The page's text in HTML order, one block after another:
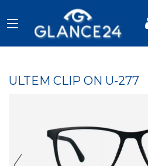
ULTEM CLIP ON U-277
Previous Slide